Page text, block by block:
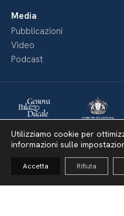
Media
Pubblicazioni
Video
Podcast
Utilizziamo cookie per
informazioni sulle
Accetta Rifiuta